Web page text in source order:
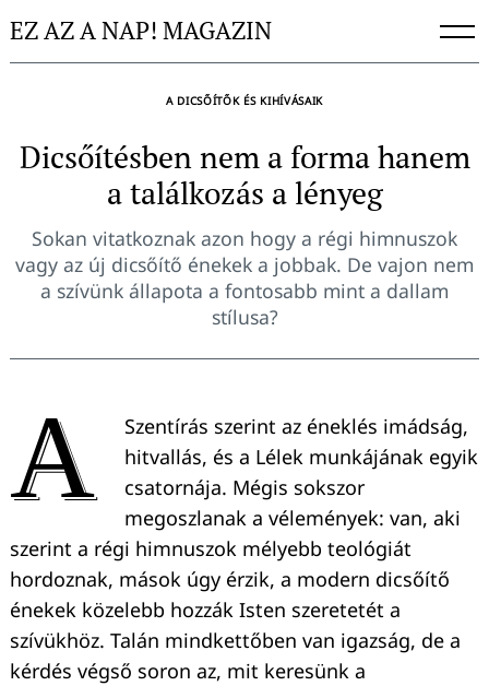
toEZ AZ A NAP! MAGAZIN
A DICSŐÍTŐK ÉS KIHÍVÁSAIK
Dicsőítésben nem a forma hanem
a találkozás a lényeg
Sokan vitatkoznak azon hogy a régi himnuszok
vagy az új dicsőítő énekek a jobbak. De vajon nem
a szívünk állapota a fontosabb mint a dallam
stílusa?
A
Szentírás szerint az éneklés imádság,
hitvallás, és a Lélek munkájának egyik
csatornája. Mégis sokszor
megoszlanak a vélemények: van, aki
szerint a régi himnuszok mélyebb teológiát
hordoznak, mások úgy érzik, a modern dicsőítő
énekek közelebb hozzák Isten szeretetét a
szívükhöz. Talán mindkettőben van igazság, de a
kérdés végső soron az, mit keresünk a